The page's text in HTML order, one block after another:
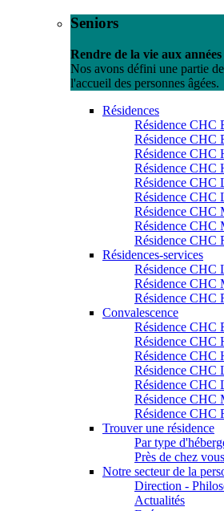
Seniors
Rendre de la vie aux années
Nos avons défini une partie
l'accueil des personnes âgées.
Résidences
Résidence CHC
Résidence CHC
Résidence CHC
Résidence CHC
Résidence CHC
Résidence CHC
Résidence CHC
Résidence CHC
Résidence CHC
Résidences-services
Résidence CHC
Résidence CHC
Résidence CHC
Convalescence
Résidence CHC
Résidence CHC
Résidence CHC
Résidence CHC
Résidence CHC
Résidence CHC
Résidence CHC
Trouver une résidence
Par type
Près de chez vous
Notre secteur de la
Direction -
Actualités